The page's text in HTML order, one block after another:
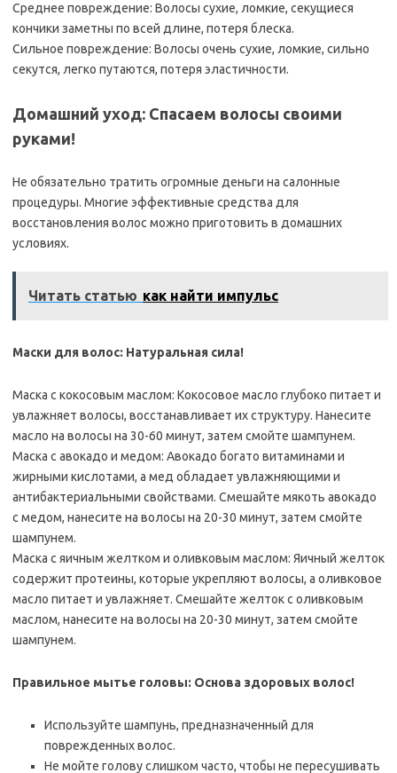
Среднее повреждение: Волосы сухие, ломкие, секущиеся
кончики заметны по всей длине, потеря блеска.
Сильное повреждение: Волосы очень сухие, ломкие, сильно
секутся, легко путаются, потеря эластичности.
Домашний уход: Спасаем волосы своими
руками!
Не обязательно тратить огромные деньги на салонные
процедуры. Многие эффективные средства для
восстановления волос можно приготовить в домашних
условиях.
Читать статью как найти импульс
Маски для волос: Натуральная сила!
Маска с кокосовым маслом: Кокосовое масло глубоко питает и
увлажняет волосы, восстанавливает их структуру. Нанесите
масло на волосы на 30-60 минут, затем смойте шампунем.
Маска с авокадо и медом: Авокадо богато витаминами и
жирными кислотами, а мед обладает увлажняющими и
антибактериальными свойствами. Смешайте мякоть авокадо
с медом, нанесите на волосы на 20-30 минут, затем смойте
шампунем.
Маска с яичным желтком и оливковым маслом: Яичный желток
содержит протеины, которые укрепляют волосы, а оливковое
масло питает и увлажняет. Смешайте желток с оливковым
маслом, нанесите на волосы на 20-30 минут, затем смойте
шампунем.
Правильное мытье головы: Основа здоровых волос!
Используйте шампунь, предназначенный для
поврежденных волос.
Не мойте голову слишком часто, чтобы не пересушивать